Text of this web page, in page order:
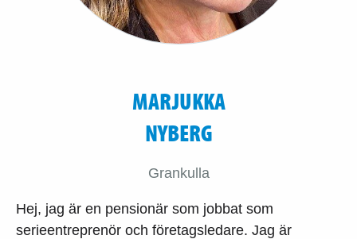
MARJUKKA
NYBERG
Grankulla
Hej, jag är en pensionär som jobbat som
serieentreprenör och företagsledare. Jag är